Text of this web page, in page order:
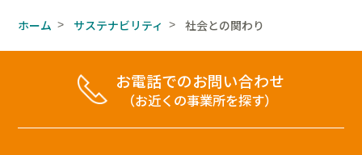
ホーム > サステナビリティ > 社会との関わり
お電話でのお問い合わせ
（お近くの事業所を探す）